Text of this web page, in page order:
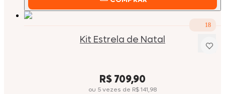
Kit Estrela de Natal
Price:
R$ 709,90
ou 5vezes de R$ 141,98
18